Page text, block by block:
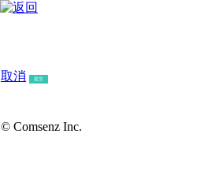
取消 提交
© Comsenz Inc.